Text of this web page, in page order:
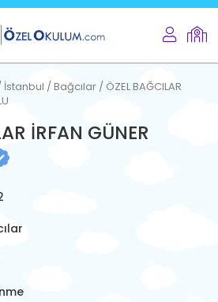
/ Bağcılar / ÖZEL BAĞCILAR
İRFAN GÜNER